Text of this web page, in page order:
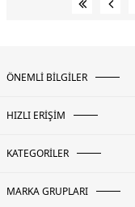
ÖNEMLİ BİLGİLER
HIZLI ERİŞİM
KATEGORİLER
MARKA GRUPLARI